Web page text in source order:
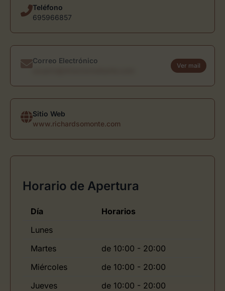
Teléfono
695966857
Correo Electrónico
Ver mail
Sitio Web
www.richardsomonte.com
Horario de Apertura
Día
Horarios
Lunes
Martes
de 10:00 - 20:00
Miércoles
de 10:00 - 20:00
Jueves
de 10:00 - 20:00